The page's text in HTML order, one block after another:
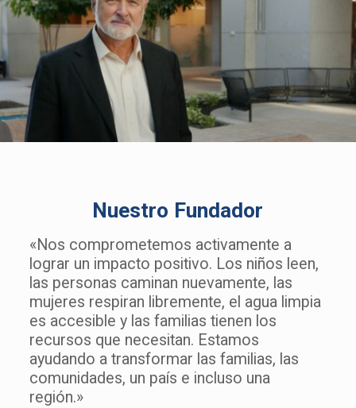
Nuestro Fundador
«Nos comprometemos activamente a
lograr un impacto positivo. Los niños leen,
las personas caminan nuevamente, las
mujeres respiran libremente, el agua limpia
es accesible y las familias tienen los
recursos que necesitan. Estamos
ayudando a transformar las familias, las
comunidades, un país e incluso una
región.»